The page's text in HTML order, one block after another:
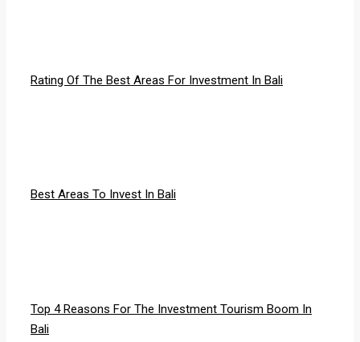
Rating Of The Best Areas For Investment In Bali
Best Areas To Invest In Bali
Top 4 Reasons For The Investment Tourism Boom In
Bali